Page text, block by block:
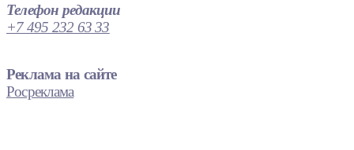
Телефон редакции
+7 495 232 63 33
Реклама на сайте
Росреклама